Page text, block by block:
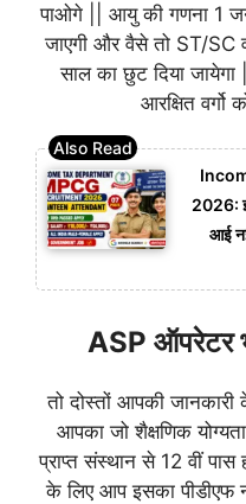
पाओगे || आयु की गणना 1
जाएगी और वैसे तो ST/SC
साल का छुट दिया
आरक्षित वर्गो
2026:
आई
ASP ऑपरेटर
तो दोस्तों आपकी
आपका जो शैक्षणिक
प्राप्त संस्थान से 12 वीं
के लिए आप इसका